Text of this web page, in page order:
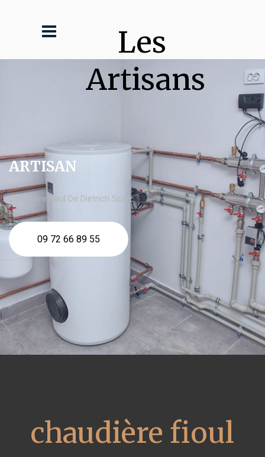
Les
Artisans
ARTISAN
chaudière fioul De Dietrich Sciez
09 72 66 89 55
chaudière fioul